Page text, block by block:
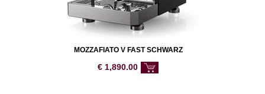
MOZZAFIATO V FAST SCHWARZ
€ 1,890.00